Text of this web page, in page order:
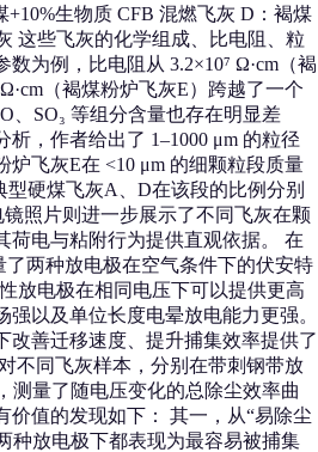
生物质 CFB 混燃飞灰 D：褐煤
这些飞灰的化学组成、比电阻、粒
为例，比电阻从 3.2×10⁷ Ω·cm（褐
（褐煤粉炉飞灰E）跨越了一个
、SO₃ 等组分含量也存在明显差
，作者给出了 1–1000 μm 的粒径
炉飞灰E在 <10 μm 的细颗粒段质量
型硬煤飞灰A、D在该段的比例分别
镜照片则进一步展示了不同飞灰在颗
荷电与粘附行为提供直观依据。 在
了两种放电极在空气条件下的伏安特
放电极在相同电压下可以提供更高
以及单位长度电晕放电能力更强。
改善迁移速度、提升捕集效率提供了
不同飞灰样本，分别在带刺钢带放
测量了随电压变化的总除尘效率曲
价值的发现如下： 其一，从“易除尘
种放电极下都表现为最容易被捕集